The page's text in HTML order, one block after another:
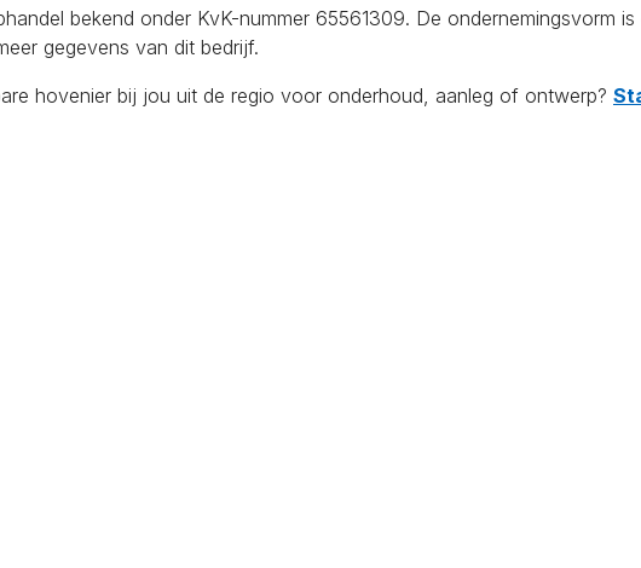
bekend onder KvK-nummer 65561309. De ondernemingsvorm
gegevens van dit bedrijf.
hovenier bij jou uit de regio voor onderhoud, aanleg of ontwerp?